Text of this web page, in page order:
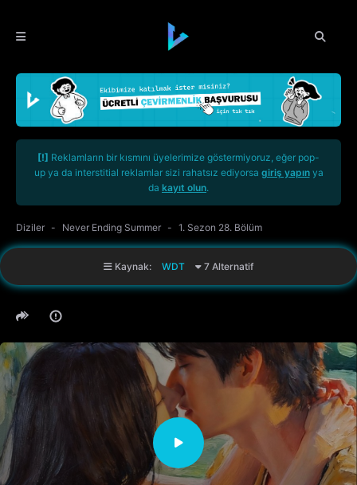
[!] Reklamların bir kısmını üyelerimize göstermiyoruz, eğer pop-
up ya da interstitial reklamlar sizi rahatsız ediyorsa giriş yapınya
da kayıt olun.
Diziler Never Ending Summer 1. Sezon 28. Bölüm
Kaynak: WDT 7 Alternatif